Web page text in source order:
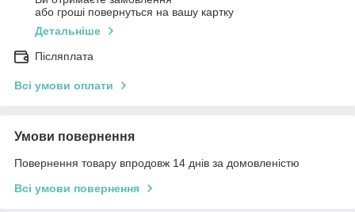
або гроші повернуться на вашу картку
Детальніше
Післяплата
Всі умови оплати
Умови повернення
Повернення товару впродовж 14 днів за домовленістю
Всі умови повернення